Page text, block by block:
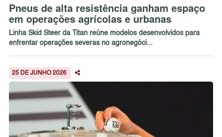
Pneus de alta resistência ganham espaço
em operações agrícolas e urbanas
Linha Skid Steer da Titan reúne modelos desenvolvidos para
enfrentar operações severas no agronegóci...
25 DE JUNHO 2026